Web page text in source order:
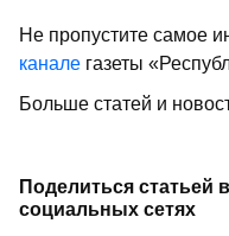
Не пропустите самое
канале газеты
Больше статей и
Поделиться статьей в
социальных сетях